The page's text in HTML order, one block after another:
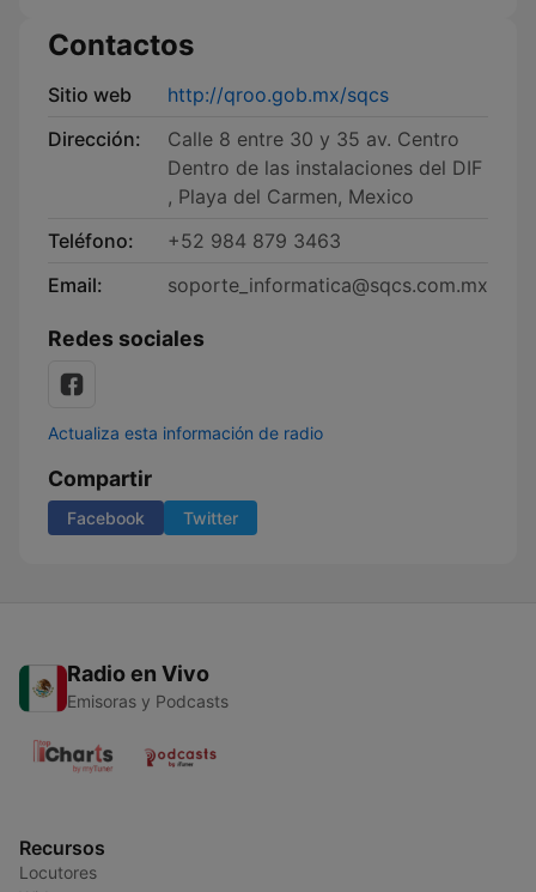
Contactos
Sitio web
http://qroo.gob.mx/sqcs
Dirección:
Calle 8 entre 30 y 35 av. Centro
Dentro de las instalaciones del DIF
, Playa del Carmen, Mexico
Teléfono:
+52 984 879 3463
Email:
soporte_informatica@sqcs.com.mx
Redes sociales
Actualiza esta información de radio
Compartir
Facebook Twitter
Radio en Vivo
Emisoras y Podcasts
Recursos
Locutores